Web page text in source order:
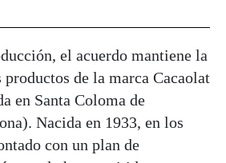
el acuerdo mantiene la
de la marca Cacaolat
en Santa Coloma de
Nacida en 1933, en los
con un plan de